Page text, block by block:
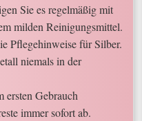
Sie es regelmäßig mit
milden Reinigungsmittel.
Pflegehinweise für Silber.
niemals in der
ersten Gebrauch
immer sofort ab.